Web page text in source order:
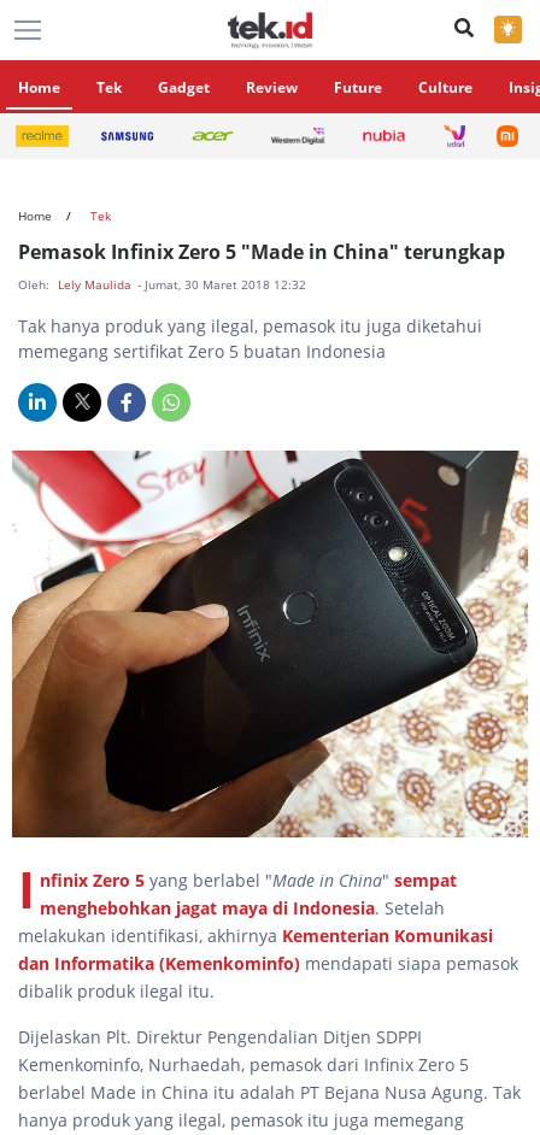
×
Home Tek Gadget Review Future Culture
Home Tek
Pemasok Infinix Zero 5 "Made in China" terungkap
Oleh: Lely Maulida - Jumat, 30 Maret 2018 12:32
Tak hanya produk yang ilegal, pemasok itu juga diketahui
memegang sertifikat Zero 5 buatan Indonesia
I nfinix Zero 5 yang berlabel "Made in China" sempat
menghebohkan jagat maya di Indonesia. Setelah
melakukan identifikasi, akhirnya Kementerian Komunikasi
dan Informatika (Kemenkominfo) mendapati siapa pemasok
dibalik produk ilegal itu.
Dijelaskan Plt. Direktur Pengendalian Ditjen SDPPI
Kemenkominfo, Nurhaedah, pemasok dari Infinix Zero 5
berlabel Made in China itu adalah PT Bejana Nusa Agung. Tak
hanya produk yang ilegal, pemasok itu juga memegang